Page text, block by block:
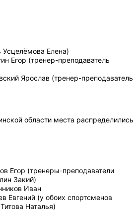
Усцелёмова Елена)
Егор (тренер-преподаватель
Ярослав (тренер-преподаватель
области места распределились
Егор (тренеры-преподаватели
Закий)
Иван
Евгений (у обоих спортсменов
Наталья)